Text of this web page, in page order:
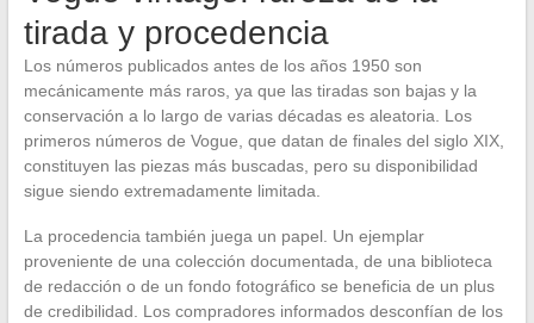
tirada y procedencia
Los números publicados antes de los años 1950 son
mecánicamente más raros, ya que las tiradas son bajas y la
conservación a lo largo de varias décadas es aleatoria. Los
primeros números de Vogue, que datan de finales del siglo XIX,
constituyen las piezas más buscadas, pero su disponibilidad
sigue siendo extremadamente limitada.
La procedencia también juega un papel. Un ejemplar
proveniente de una colección documentada, de una biblioteca
de redacción o de un fondo fotográfico se beneficia de un plus
de credibilidad. Los compradores informados desconfían de los